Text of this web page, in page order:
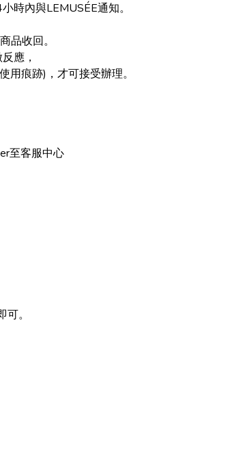
時內與LEMUSÉE通知。
品收回。
應，
痕跡)，才可接受辦理。
至客服中心
。